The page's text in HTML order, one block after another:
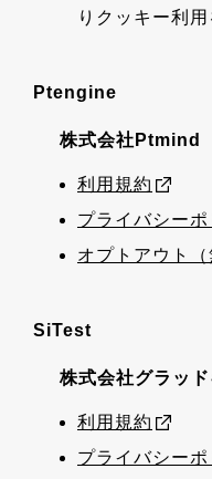
りクッキー利
Ptengine
株式会社Ptmind
利用規約
プライバシーポ
オプトアウト（
SiTest
株式会社グラッ
利用規約
プライバシーポ